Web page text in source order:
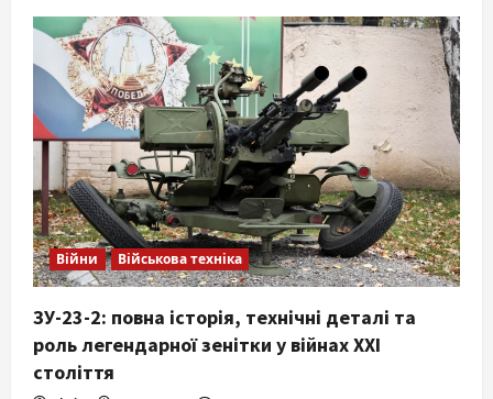
Війни Військова техніка
ЗУ-23-2: повна історія, технічні деталі та
роль легендарної зенітки у війнах XXI
століття